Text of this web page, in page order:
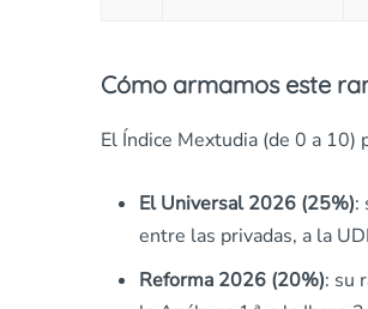
Cómo armamos este
El Índice Mextudia (de 0 a 10)
El Universal 2026 (25%):
entre las privadas, a la
Reforma 2026 (20%): su